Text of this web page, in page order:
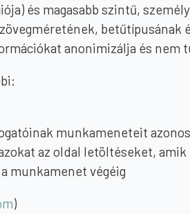
és magasabb szintű,
anonimizálja és nem
munkameneteit
az oldal letöltéseket,
a munkamenet végéig
)